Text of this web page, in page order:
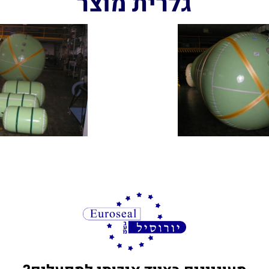
מעוניינים בציוד איכותי למפעלים?
עם מגוון חברות בינלאומיות בתחום חומרי
ציפויים ואיכות הסביבה
תחזרו אלי בהקדם